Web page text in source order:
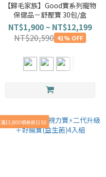
【歸毛家族】Good寶系列寵物
保健品－舒壓寶 30包/盒
NT$1,900 ~ NT$12,199
NT$20,590 41% OFF
滿$3,800領券折$150